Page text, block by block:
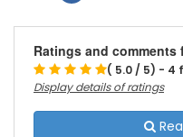
Ratings and
( 5.0 / 5) - 4
Display details of ratings